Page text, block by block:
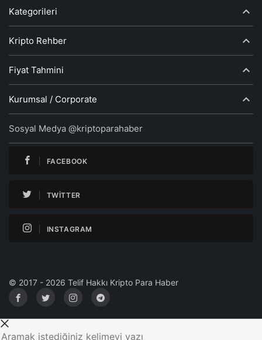
Kategorileri
Kripto Rehber
Fiyat Tahmini
Kurumsal / Corporate
Sosyal Medya @kriptoparahaber
FACEBOOK
TWITTER
INSTAGRAM
© 2017 - 2026 Telif Hakkı Kripto Para Haber